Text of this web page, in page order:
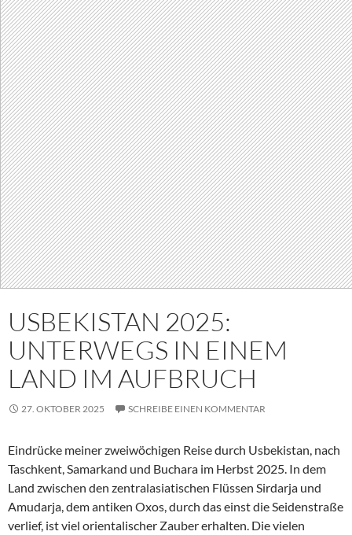
USBEKISTAN 2025:
UNTERWEGS IN EINEM
LAND IM AUFBRUCH
27. OKTOBER 2025 SCHREIBE EINEN KOMMENTAR
Eindrücke meiner zweiwöchigen Reise durch Usbekistan, nach
Taschkent, Samarkand und Buchara im Herbst 2025. In dem
Land zwischen den zentralasiatischen Flüssen Sirdarja und
Amudarja, dem antiken Oxos, durch das einst die Seidenstraße
verlief, ist viel orientalischer Zauber erhalten. Die vielen